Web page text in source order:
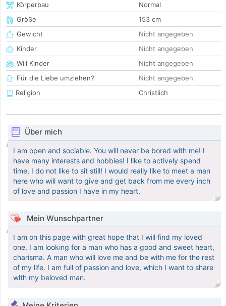
Körperbau
Normal
Größe
153 cm
Gewicht
Nicht angegeben
Kinder
Nicht angegeben
Will Kinder
Nicht angegeben
Für die Liebe umziehen?
Nicht angegeben
Religion
Christlich
Über mich
I am open and sociable. You will never be bored with me! I
have many interests and hobbies! I like to actively spend
time, I do not like to sit still! I would really like to meet a man
here who will want to give and get back from me every inch
of love and passion I have in my heart.
Mein Wunschpartner
I am on this page with great hope that I will find my loved
one. I am looking for a man who has a good and sweet heart,
charisma. A man who will love me and be with me for the rest
of my life. I am full of passion and love, which I want to share
with my beloved man.